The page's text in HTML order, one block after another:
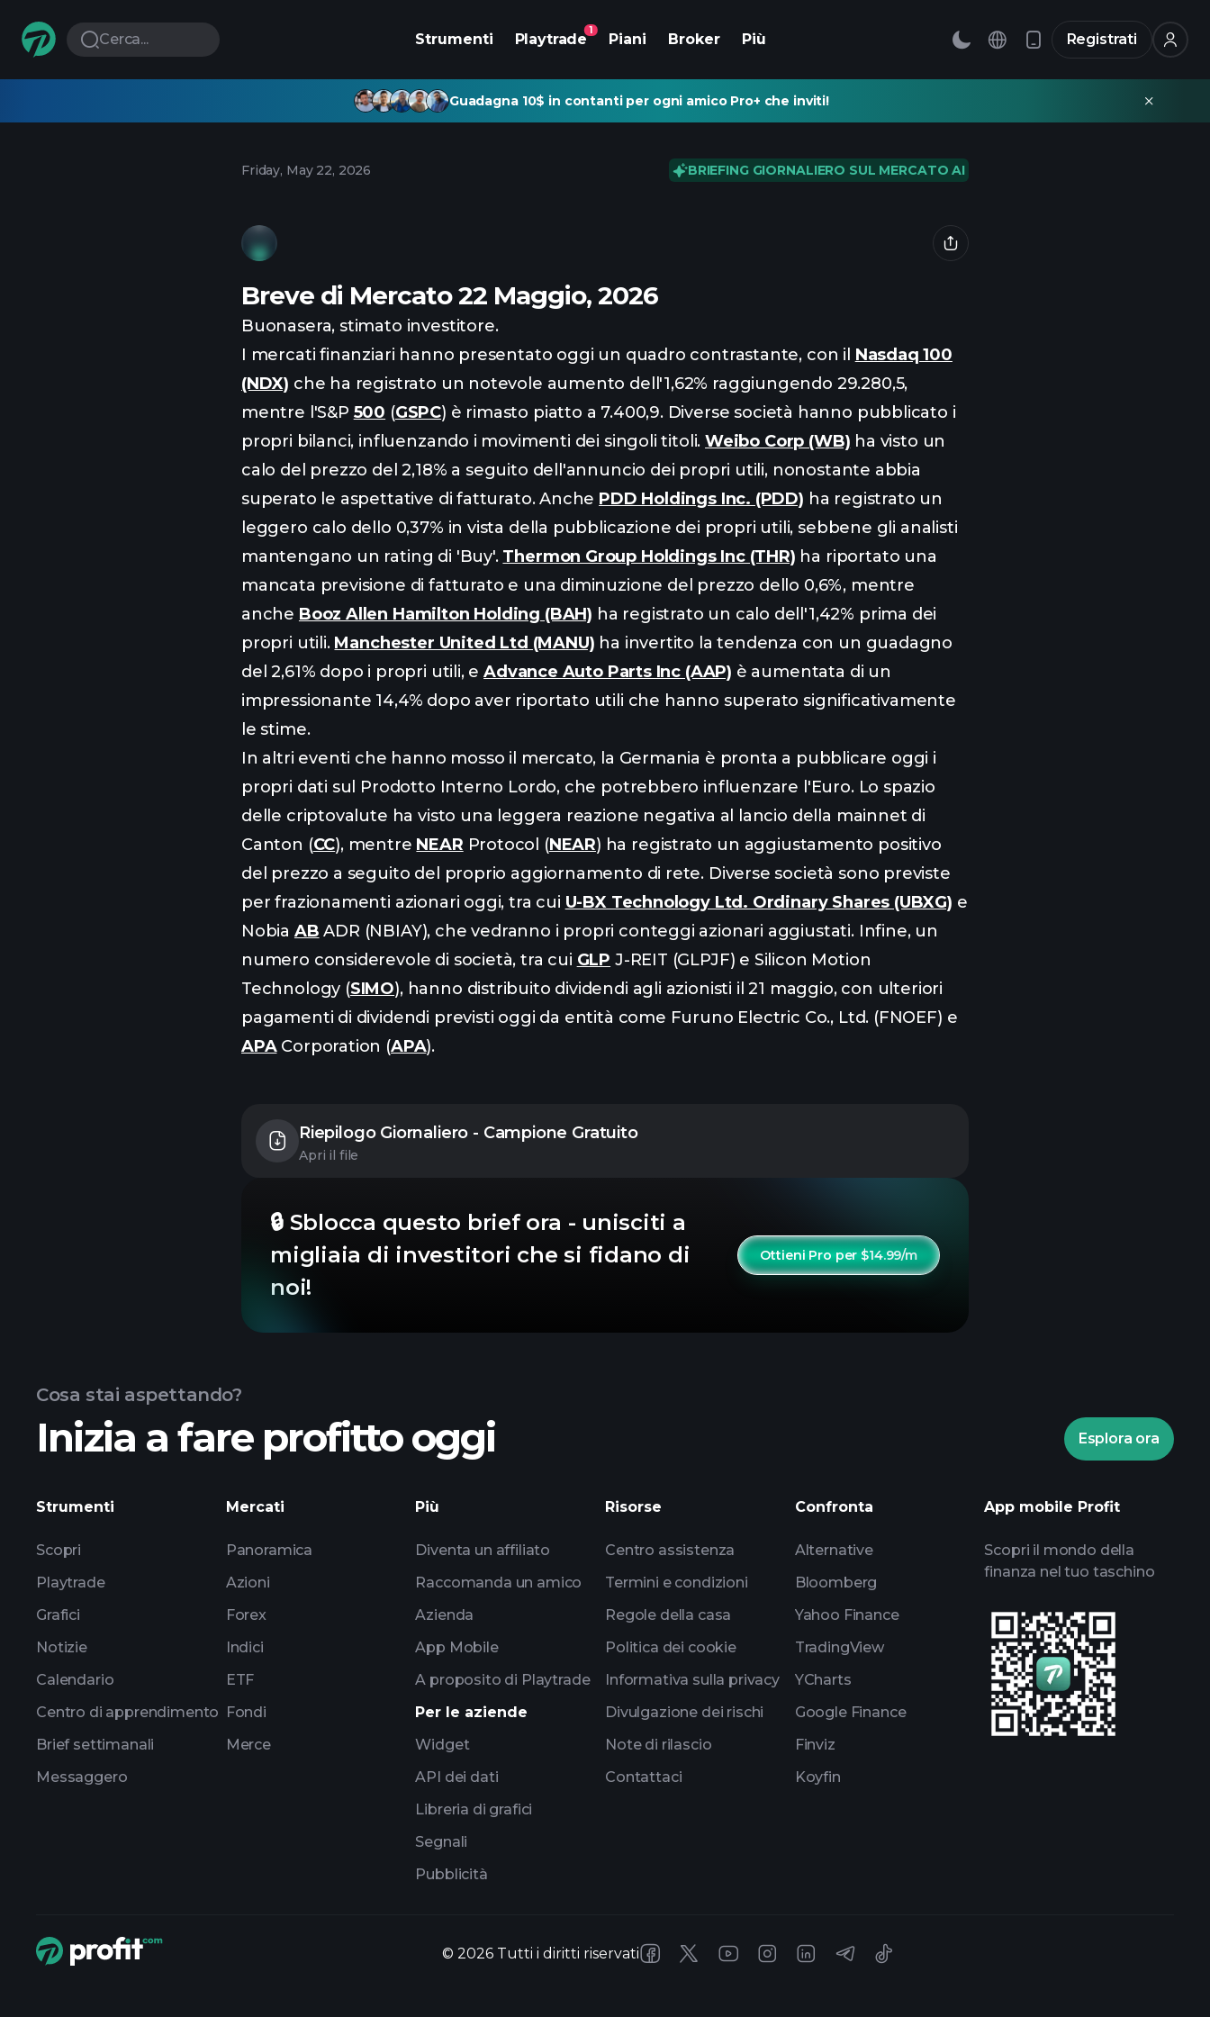
Cerca... Strumenti Playtrade
1
Piani Broker Più Registrati
Guadagna 10$ in contanti per ogni amico Pro+ che inviti!
Friday, May 22, 2026 BRIEFING GIORNALIERO SUL MERCATO AI
Breve di Mercato 22 Maggio, 2026
Buonasera, stimato investitore.
I mercati finanziari hanno presentato oggi un quadro contrastante, con il Nasdaq 100
(NDX) che ha registrato un notevole aumento dell'1,62% raggiungendo 29.280,5,
mentre l'S&P 500 (GSPC) è rimasto piatto a 7.400,9. Diverse società hanno pubblicato i
propri bilanci, influenzando i movimenti dei singoli titoli.Weibo Corp (WB) ha visto un
calo del prezzo del 2,18% a seguito dell'annuncio dei propri utili, nonostante abbia
superato le aspettative di fatturato. Anche PDD Holdings Inc. (PDD) ha registrato un
leggero calo dello 0,37% in vista della pubblicazione dei propri utili, sebbene gli analisti
mantengano un rating di 'Buy'. Thermon Group Holdings Inc (THR) ha riportato una
mancata previsione di fatturato e una diminuzione del prezzo dello 0,6%, mentre
anche Booz Allen Hamilton Holding (BAH) ha registrato un calo dell'1,42% prima dei
propri utili. Manchester United Ltd (MANU) ha invertito la tendenza con un guadagno
del 2,61% dopo i propri utili, eAdvance Auto Parts Inc (AAP) è aumentata di un
impressionante 14,4% dopo aver riportato utili che hanno superato significativamente
le stime.
In altri eventi che hanno mosso il mercato, la Germania è pronta a pubblicare oggi i
propri dati sul Prodotto Interno Lordo, che potrebbero influenzare l'Euro. Lo spazio
delle criptovalute ha visto una leggera reazione negativa al lancio della mainnet di
Canton (CC), mentre NEAR Protocol (NEAR) ha registrato un aggiustamento positivo
del prezzo a seguito del proprio aggiornamento di rete. Diverse società sono previste
per frazionamenti azionari oggi, tra cui U-BX Technology Ltd. Ordinary Shares (UBXG) e
Nobia AB ADR (NBIAY), che vedranno i propri conteggi azionari aggiustati. Infine, un
numero considerevole di società, tra cui GLP J-REIT (GLPJF) e Silicon Motion
Technology (SIMO), hanno distribuito dividendi agli azionisti il 21 maggio, con ulteriori
pagamenti di dividendi previsti oggi da entità come Furuno Electric Co., Ltd. (FNOEF) e
APACorporation (APA).
Riepilogo Giornaliero - Campione Gratuito
Apri il file
🔒 Sblocca questo brief ora - unisciti a
migliaia di investitori che si fidano di
noi!
Ottieni Pro per $14.99/m
Cosa stai aspettando?
Inizia a fare profitto oggi Esplora ora
Strumenti
Scopri
Playtrade
Grafici
Notizie
Calendario
Centro di apprendimento
Brief settimanali
Messaggero
Mercati
Panoramica
Azioni
Forex
Indici
ETF
Fondi
Merce
Più
Diventa un affiliato
Raccomanda un amico
Azienda
App Mobile
A proposito di Playtrade
Per le aziende
Widget
API dei dati
Libreria di grafici
Segnali
Pubblicità
Risorse
Centro assistenza
Termini e condizioni
Regole della casa
Politica dei cookie
Informativa sulla privacy
Divulgazione dei rischi
Note di rilascio
Contattaci
Confronta
Alternative
Bloomberg
Yahoo Finance
TradingView
YCharts
Google Finance
Finviz
Koyfin
App mobile Profit
Scopri il mondo della
finanza nel tuo taschino
© 2026 Tutti i diritti riservati